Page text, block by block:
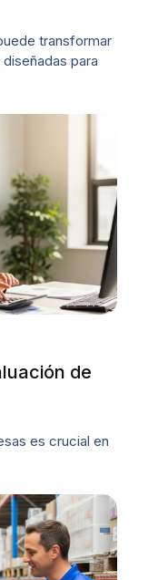
transformar
para
de
es crucial en